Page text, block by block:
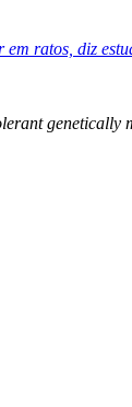
em ratos, diz
genetically